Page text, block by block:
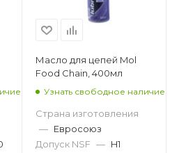
Масло для цепей Mol
Food Chain, 400мл
Узнать свободное наличие
Страна изготовления
— Евросоюз
Допуск NSF — H1